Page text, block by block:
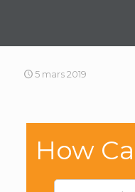
5 mars 2019
How